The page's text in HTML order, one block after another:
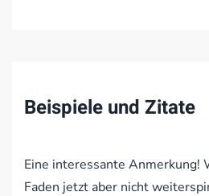
Beispiele und Zitate
Eine interessante Anmerkung!
Faden jetzt aber nicht